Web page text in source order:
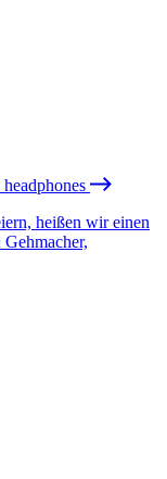
heißen wir einen